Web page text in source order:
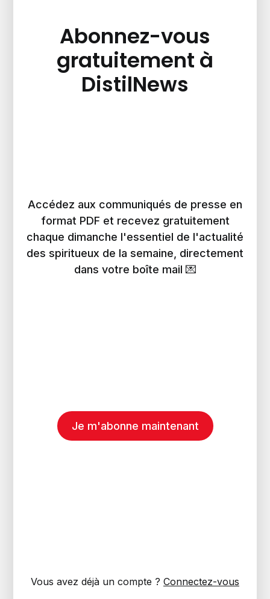
Abonnez-vous
gratuitement à
DistilNews
Accédez aux communiqués de presse en
format PDF et recevez gratuitement
chaque dimanche l'essentiel de l'actualité
des spiritueux de la semaine, directement
dans votre boîte mail 💌
Je m'abonne maintenant
Vous avez déjà un compte ? Connectez-vous